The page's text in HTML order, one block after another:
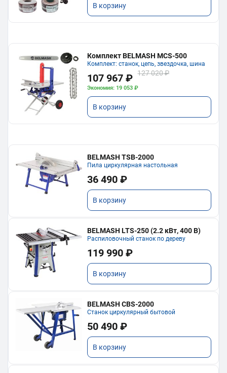
В корзину
Комплект BELMASH MCS-500
Комплект: станок, цепь, звездочка, шина
107 967 ₽ 127 020 ₽
Экономия: 19 053 ₽
В корзину
BELMASH TSB-2000
Пила циркулярная настольная
36 490 ₽
В корзину
BELMASH LTS-250 (2.2 кВт, 400 В)
Распиловочный станок по дереву
119 990 ₽
В корзину
BELMASH CBS-2000
Станок циркулярный бытовой
50 490 ₽
В корзину